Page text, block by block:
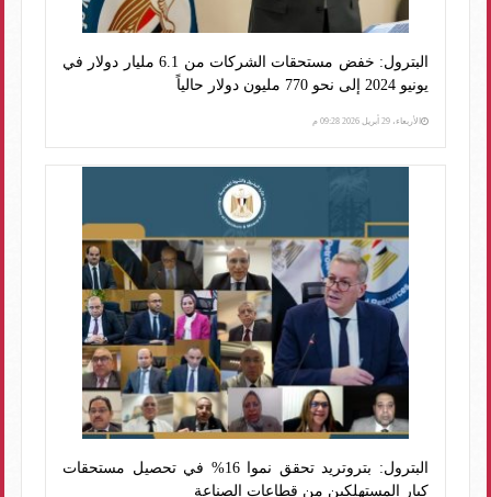
البترول: خفض مستحقات الشركات من 6.1 مليار دولار في
يونيو 2024 إلى نحو 770 مليون دولار حالياً
الأربعاء، 29 أبريل 2026 09:28 م
البترول: بتروتريد تحقق نموا 16% في تحصيل مستحقات
كبار المستهلكين من قطاعات الصناعة